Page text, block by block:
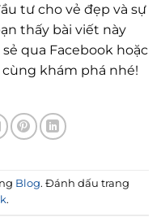
tư cho vẻ đẹp và sự
thấy bài viết này
qua Facebook hoặc
khám phá nhé!
Blog. Đánh dấu trang
.